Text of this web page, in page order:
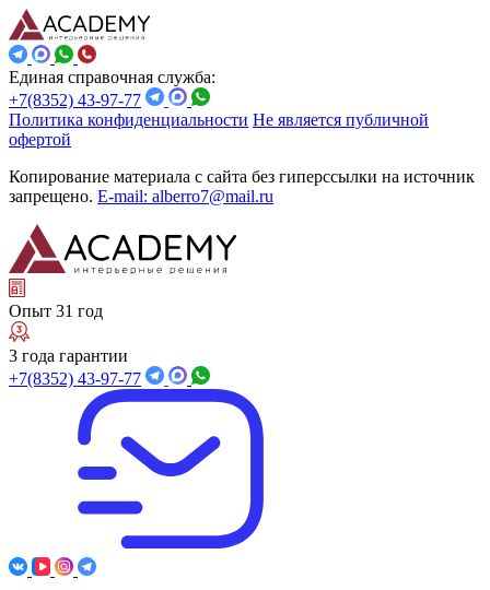
Единая справочная служба:
+7(8352) 43-97-77
Политика конфиденциальности Не является публичной
офертой
Копирование материала с сайта без гиперссылки на источник
запрещено. E-mail: alberro7@mail.ru
Опыт 31 год
3 года гарантии
+7(8352) 43-97-77